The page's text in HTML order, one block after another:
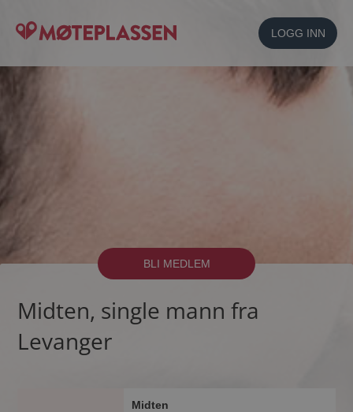
LOGG INN
BLI MEDLEM
Midten, single mann fra
Levanger
Midten